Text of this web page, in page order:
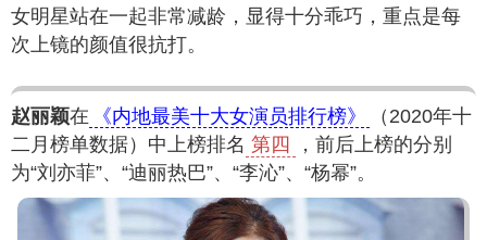
女明星站在一起非常减龄，显得十分乖巧，重点是每
次上镜的颜值很抗打。
赵丽颖在 《内地最美十大女演员排行榜》
（2020年十
二月榜单数据）中上榜排名 第四
，前后上榜的分别
为“刘亦菲”、“迪丽热巴”、“李沁”、“杨幂”。